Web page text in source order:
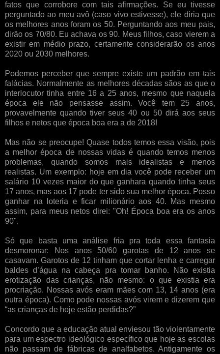
fatos que corrobore com tais afirmações. Se eu tivesse
perguntado ao meu avô (caso vivo estivesse), ele diria que
os melhores anos foram os 50. Perguntando aos meu pais,
dirão os 70/80. Eu achava os 90. Meus filhos, caso vierem a
existir em médio prazo, certamente considerarão os anos
2020 ou 2030 melhores.
Podemos perceber que sempre existe um padrão em tais
falácias. Normalmente as melhores décadas sãos as que o
interlocutor tinha entre 16 a 25 anos, mesmo que naquela
época ele não pensasse assim. Você tem 25 anos,
provavelmente quando tiver seus 40 ou 50 dirá aos seus
filhos e netos que época boa era a de 2018!
Mas não se preocupe! Quase todos temos essa visão, pois
a melhor época de nossas vidas é quando temos menos
problemas, quando somos mais idealistas e menos
realistas. Um exemplo: hoje em dia você pode receber um
salário 10 vezes maior do que ganhara quando tinha seus
17 anos, mas aos 17 pode ter sido sua melhor época. Posso
ganhar na loteria e ficar milionário aos 40. Mas mesmo
assim, para meus netos direi: "Oh! Época boa era os anos
90".
Só que basta uma análise fria pra toda essa fantasia
desmoronar: Nos anos 50/60 garotas de 12 anos se
casavam. Garotos de 12 tinham que cortar lenha e carregar
baldes d’água na cabeça pra tomar banho. Não existia
erotização das crianças, não mesmo: o que existia era
procriação. Nossas avós eram mães com 13, 14 anos (era
outra época). Como pode nossas avós virem e dizerem que
“as crianças de hoje estão perdidas?”
Concordo que a educação atual enviesou tão violentamente
para um espectro ideológico específico que hoje as escolas
não passam de fábricas de analfabetos. Antigamente os